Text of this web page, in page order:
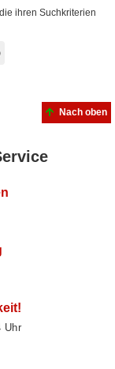
ihren Suchkriterien
Nach oben
Uhr